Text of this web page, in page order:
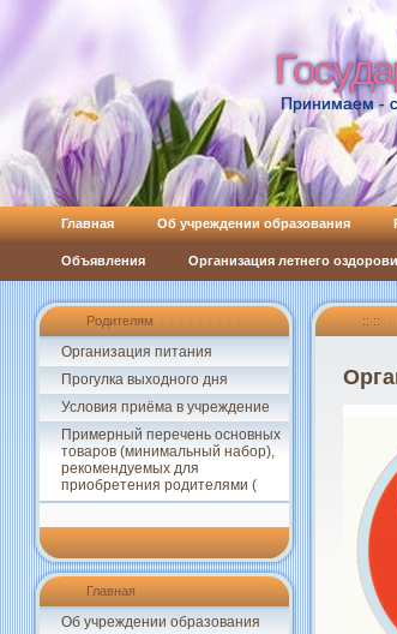
Принимаем -
Главная Об учреждении образования
Объявления Организация летнего
Родителям
Организация питания
Прогулка выходного дня
Условия приёма в учреждение
Примерный перечень основных
товаров (минимальный набор),
рекомендуемых для
приобретения родителями (
Главная
Об учреждении образования
:: ::